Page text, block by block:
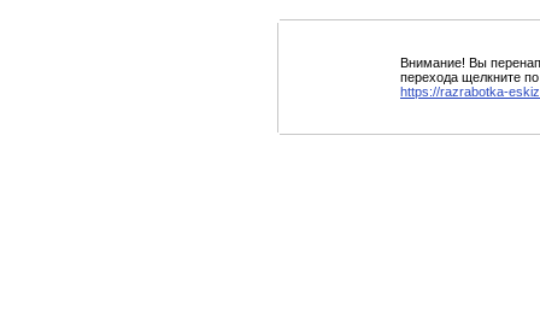
Внимание! Вы
перехода щелкните
https://razrabotka-